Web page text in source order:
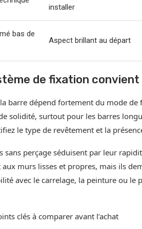
installer
bas de
Aspect brillant au départ
de fixation
barre dépend fortement du mode
solidité, surtout pour les barres
le type de revêtement et la
sans perçage séduisent par leur
murs lisses et propres, mais ils
avec le carrelage, la peinture ou
clés à comparer avant l’achat